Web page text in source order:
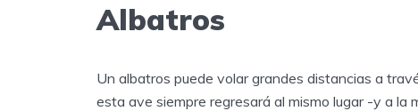
Albatros
Un albatros puede volar grandes distancias a
esta ave siempre regresará al mismo lugar -y a la